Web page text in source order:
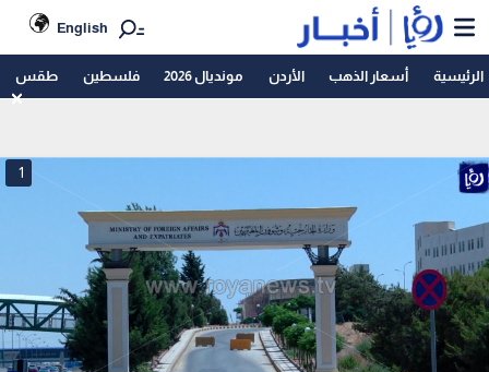
English
الرئيسية أسعار الذهب الأردن مونديال 2026 فلسطين طقس
1